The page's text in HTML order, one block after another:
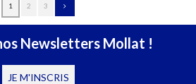
1 2 3
Newsletters Mollat !
JE M'INSCRIS